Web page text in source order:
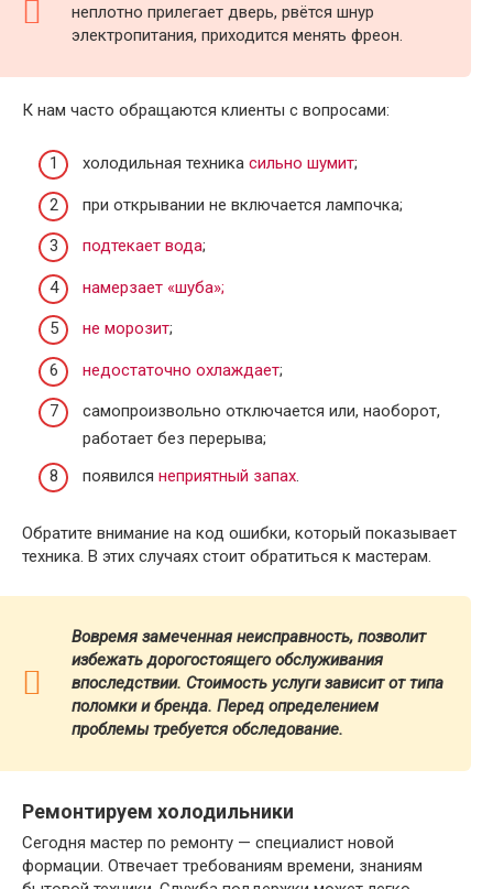
неплотно прилегает дверь, рвётся шнур
электропитания, приходится менять фреон.
К нам часто обращаются клиенты с вопросами:
холодильная техника сильно шумит;
при открывании не включается лампочка;
подтекает вода;
намерзает «шуба»;
не морозит;
недостаточно охлаждает;
самопроизвольно отключается или, наоборот,
работает без перерыва;
появился неприятный запах.
Обратите внимание на код ошибки, который показывает
техника. В этих случаях стоит обратиться к мастерам.
Вовремя замеченная неисправность, позволит
избежать дорогостоящего обслуживания
впоследствии. Стоимость услуги зависит от типа
поломки и бренда. Перед определением
проблемы требуется обследование.
Ремонтируем холодильники
Сегодня мастер по ремонту — специалист новой
формации. Отвечает требованиям времени, знаниям